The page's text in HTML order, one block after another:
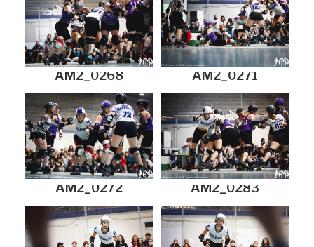
AM2_0268 AM2_0271
AM2_0272 AM2_0283